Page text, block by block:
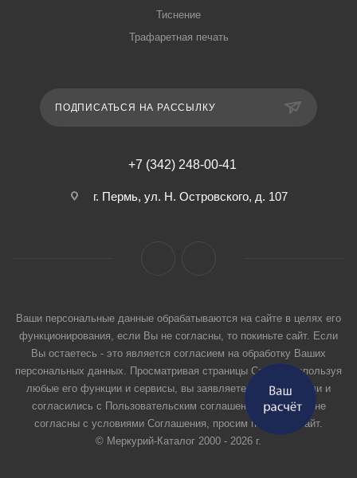
Тиснение
Трафаретная печать
ПОДПИСАТЬСЯ НА РАССЫЛКУ
+7 (342) 248-00-41
г. Пермь, ул. Н. Островского, д. 107
Ваши персональные данные обрабатываются на сайте в целях его
функционирования, если Вы не согласны, то покиньте сайт. Если
Вы остаетесь - это является согласием на обработку Ваших
персональных данных. Просматривая страницы Сайта и используя
любые его функции и сервисы, вы заявляете, что прочитали и
согласились с Пользовательским соглашением. Если вы не
согласны с условиями Соглашения, просим покинуть Сайт.
© Меркурий-Каталог 2000 - 2026 г.